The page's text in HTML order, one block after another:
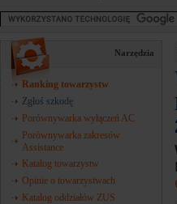
Narzędzia
Ranking towarzystw
Zgłoś szkodę
Porównywarka wyłączeń AC
Porównywarka zakresów
Assistance
Katalog towarzystw
Opinie o towarzystwach
Katalog oddziałów ZUS